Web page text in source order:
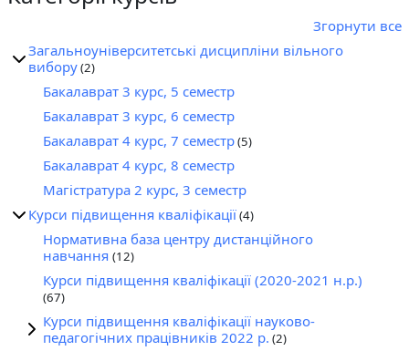
е
о
Згорнути все
Загальноуніверситетські дисципліни вільного
вибору(2)
Бакалаврат 3 курс, 5 семестр
Бакалаврат 3 курс, 6 семестр
Бакалаврат 4 курс, 7 семестр(5)
Бакалаврат 4 курс, 8 семестр
Магістратура 2 курс, 3 семестр
Курси підвищення кваліфікації(4)
Нормативна база центру дистанційного
навчання (12)
Курси підвищення кваліфікації (2020-2021 н.р.)
(67)
Курси підвищення кваліфікації науково-
педагогічних працівників 2022 р. (2)